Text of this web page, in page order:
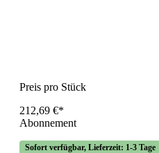
Preis pro Stück
212,69 €*
Abonnement
Sofort verfügbar, Lieferzeit: 1-3 Tage